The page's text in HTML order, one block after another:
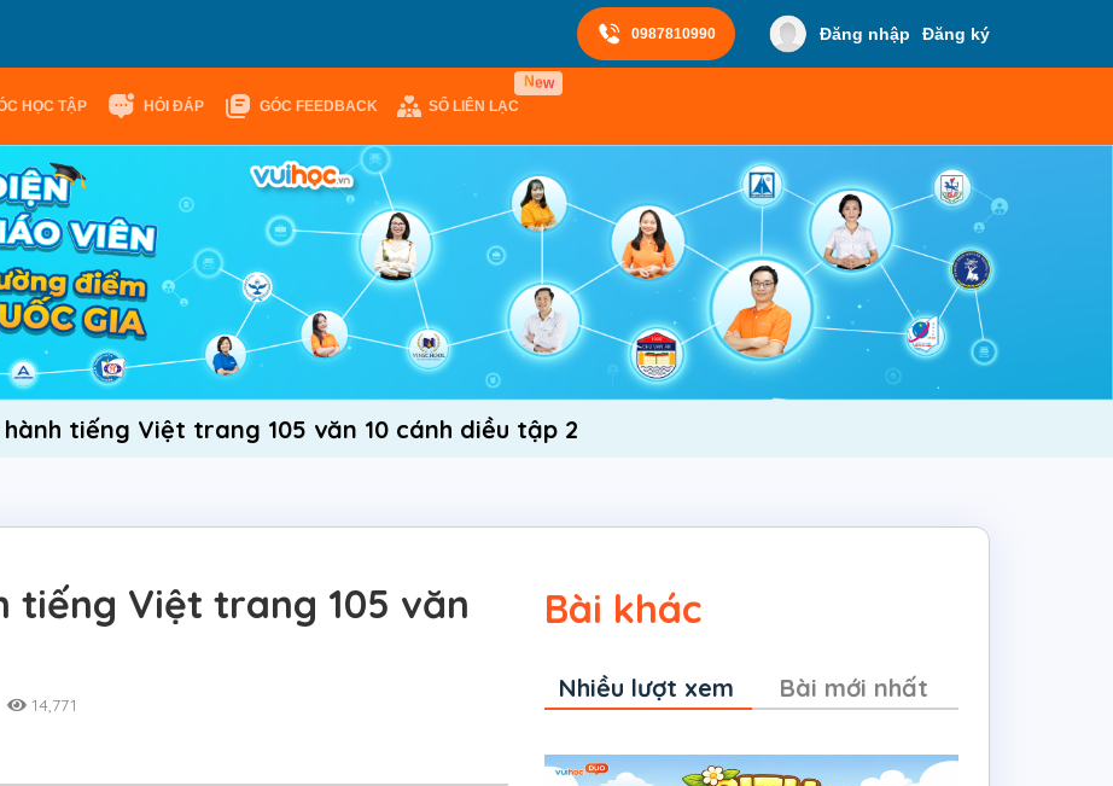
0987810990 Đăng nhập Đăng ký
HỌC TẬP HỎI ĐÁP GÓC FEEDBACK SỔ LIÊN LẠC
New
tiếng Việt trang 105 văn 10 cánh diều tập 2
tiếng Việt trang 105 văn
14,771
Bài khác
Nhiều lượt xem Bài mới nhất